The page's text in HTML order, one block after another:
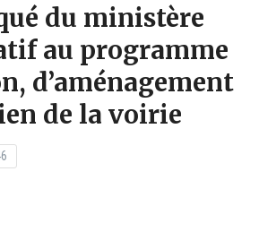
du ministère
au programme
d’aménagement
de la voirie